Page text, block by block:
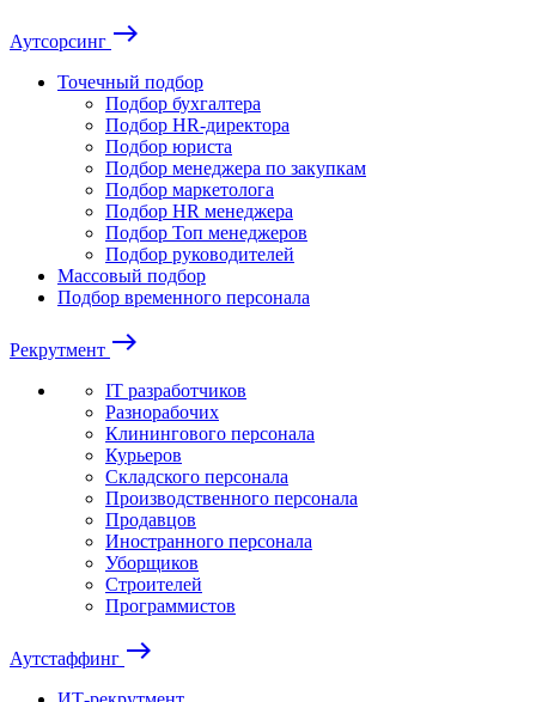
Аутсорсинг east
Точечный подбор
Подбор бухгалтера
Подбор HR-директора
Подбор юриста
Подбор менеджера по закупкам
Подбор маркетолога
Подбор HR менеджера
Подбор Топ менеджеров
Подбор руководителей
Массовый подбор
Подбор временного персонала
Рекрутмент east
IT разработчиков
Разнорабочих
Клинингового персонала
Курьеров
Складского персонала
Производственного персонала
Продавцов
Иностранного персонала
Уборщиков
Строителей
Программистов
Аутстаффинг east